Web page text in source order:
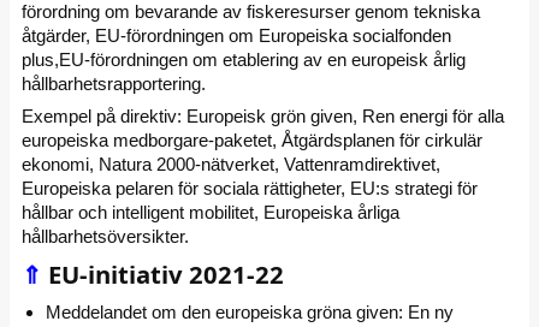
förordning om bevarande av fiskeresurser genom tekniska
åtgärder, EU-förordningen om Europeiska socialfonden
plus,EU-förordningen om etablering av en europeisk årlig
hållbarhetsrapportering.
Exempel på direktiv: Europeisk grön given, Ren energi för alla
europeiska medborgare-paketet, Åtgärdsplanen för cirkulär
ekonomi, Natura 2000-nätverket, Vattenramdirektivet,
Europeiska pelaren för sociala rättigheter, EU:s strategi för
hållbar och intelligent mobilitet, Europeiska årliga
hållbarhetsöversikter.
⇑ EU-initiativ 2021-22
Meddelandet om den europeiska gröna given: En ny